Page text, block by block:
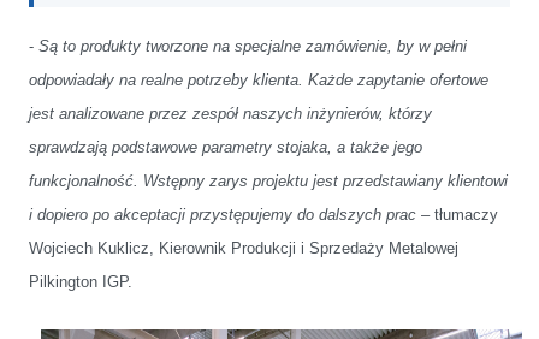
- Są to produkty tworzone na specjalne zamówienie, by w pełni
odpowiadały na realne potrzeby klienta. Każde zapytanie ofertowe
jest analizowane przez zespół naszych inżynierów, którzy
sprawdzają podstawowe parametry stojaka, a także jego
funkcjonalność. Wstępny zarys projektu jest przedstawiany klientowi
i dopiero po akceptacji przystępujemy do dalszych prac – tłumaczy
Wojciech Kuklicz, Kierownik Produkcji i Sprzedaży Metalowej
Pilkington IGP.